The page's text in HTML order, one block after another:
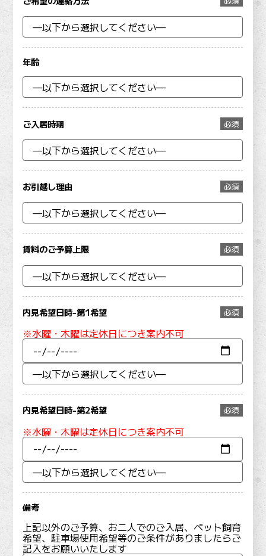
年齢
ご入居時期 必須
お引越し理由 必須
賃料のご予算上限 必須
内見希望日時-第1希望 必須
※水曜・木曜は定休日につき案内不可
内見希望日時-第2希望 必須
※水曜・木曜は定休日につき案内不可
備考
上記以外のご予算、お二人でのご入居、ペット飼育
希望、駐車場使用希望等のご条件がありましたらご
記入をお願いいたします